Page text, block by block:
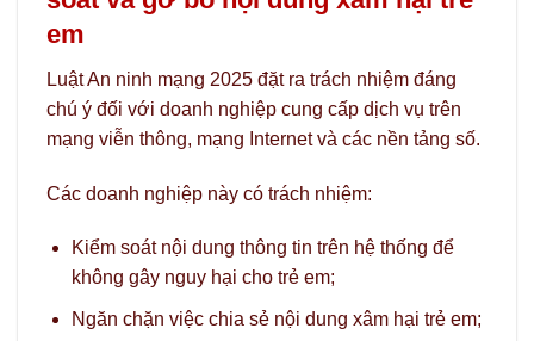
em
Luật An ninh mạng 2025 đặt ra trách nhiệm đáng
chú ý đối với doanh nghiệp cung cấp dịch vụ trên
mạng viễn thông, mạng Internet và các nền tảng số.
Các doanh nghiệp này có trách nhiệm:
Kiểm soát nội dung thông tin trên hệ thống để
không gây nguy hại cho trẻ em;
Ngăn chặn việc chia sẻ nội dung xâm hại trẻ em;